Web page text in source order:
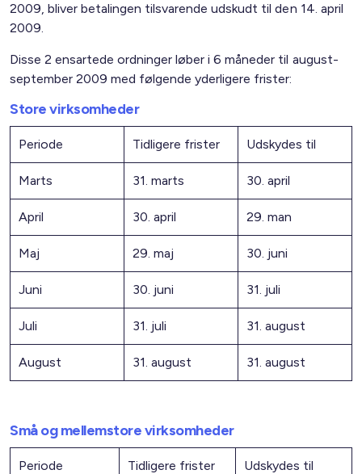
2009, bliver betalingen tilsvarende udskudt til den 14. april
2009.
Disse 2 ensartede ordninger løber i 6 måneder til august-
september 2009 med følgende yderligere frister:
Store virksomheder
Periode Tidligere frister Udskydes til
Marts 31. marts 30. april
April 30. april 29. man
Maj 29. maj 30. juni
Juni 30. juni 31. juli
Juli 31. juli 31. august
August 31. august 31. august
Små og mellemstore virksomheder
Periode Tidligere frister Udskydes til